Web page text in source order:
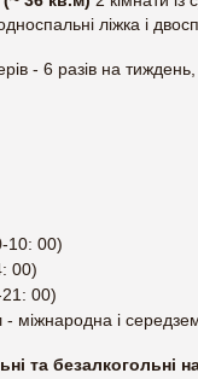
ліжка і
- 6 разів на тиждень,
10: 00)
00)
00)
- міжнародна і
та безалкогольні